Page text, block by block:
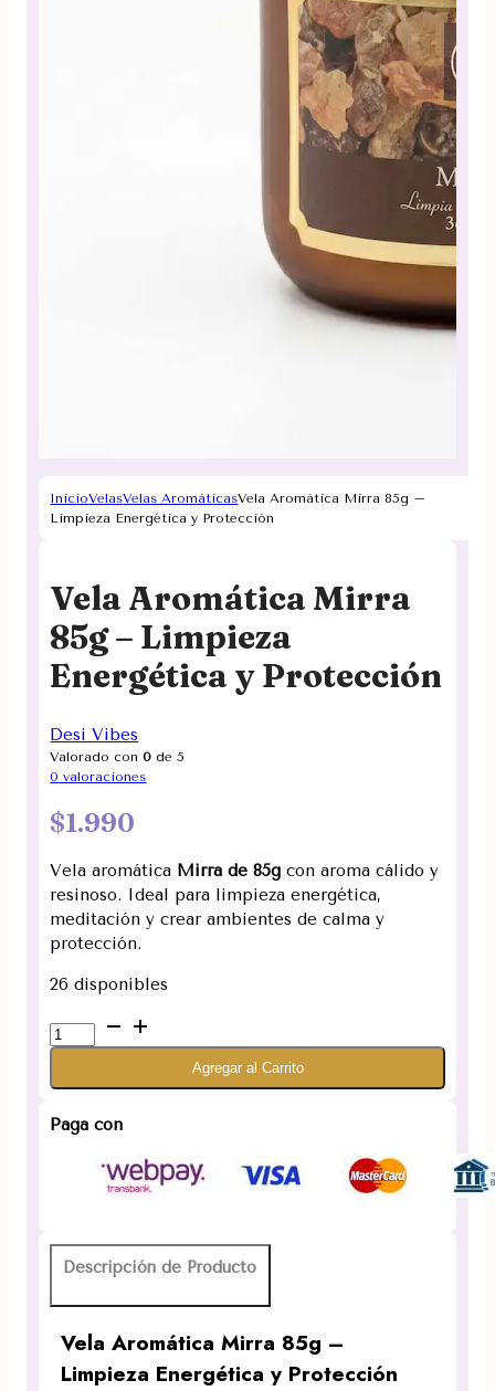
InicioVelasVelas AromáticasVela Aromática Mirra 85g –
Limpieza Energética y Protección
Vela Aromática Mirra
85g – Limpieza
Energética y Protección
Desi Vibes
Valorado con0 de 5
0 valoraciones
$1.990
Vela aromática Mirra de 85g con aroma cálido y
resinoso. Ideal para limpieza energética,
meditación y crear ambientes de calma y
protección.
26 disponibles
Vela
Aromática
–
Energética
cantidad
Agregar al Carrito
Paga con
Descripción de Producto
Vela Aromática Mirra 85g –
Limpieza Energética y Protección